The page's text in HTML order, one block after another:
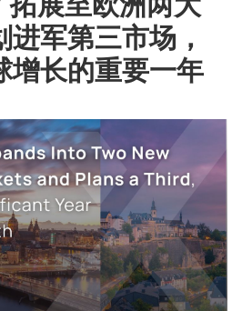
军第三市场，
增长的重要一年